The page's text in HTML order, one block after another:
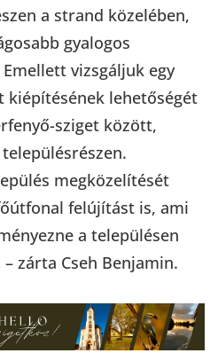
a strand közelében,
gyalogos
vizsgáljuk egy
kiépítésének lehetőségét
sziget között,
megközelítését
felújítást is, ami
a településen
zárta Cseh Benjamin.